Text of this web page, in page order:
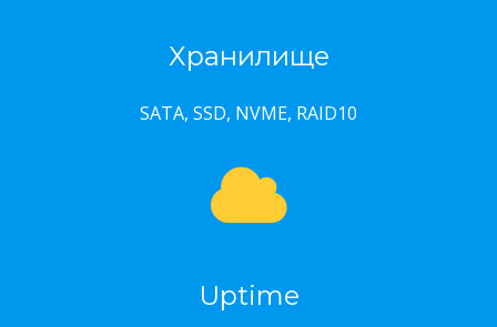
Хранилище
SATA, SSD, NVME, RAID10
Uptime